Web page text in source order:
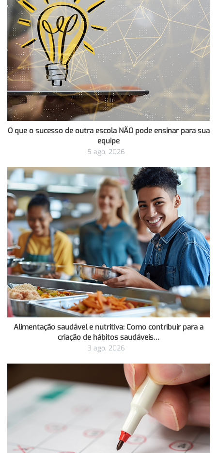
O que o sucesso de outra escola NÃO pode ensinar para sua
equipe
5 ago, 2026
Alimentação saudável e nutritiva: Como contribuir para a
criação de hábitos saudáveis…
3 ago, 2026